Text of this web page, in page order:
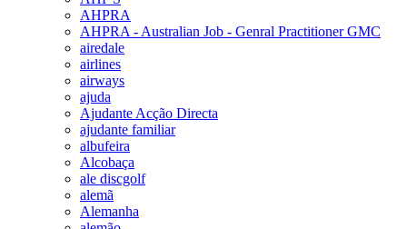
AHPRA
AHPRA - Australian Job - Genral Practitioner GMC
airedale
airlines
airways
ajuda
Ajudante Acção Directa
ajudante familiar
albufeira
Alcobaça
ale discgolf
alemã
Alemanha